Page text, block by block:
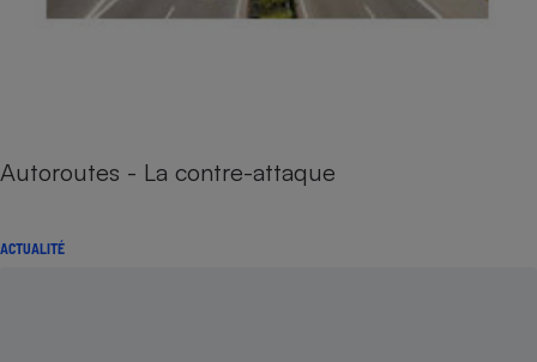
Autoroutes - La contre-attaque
ACTUALITÉ